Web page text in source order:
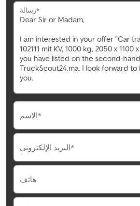
رسالة*
الاسم*
البريد الإلكتروني*
هاتف